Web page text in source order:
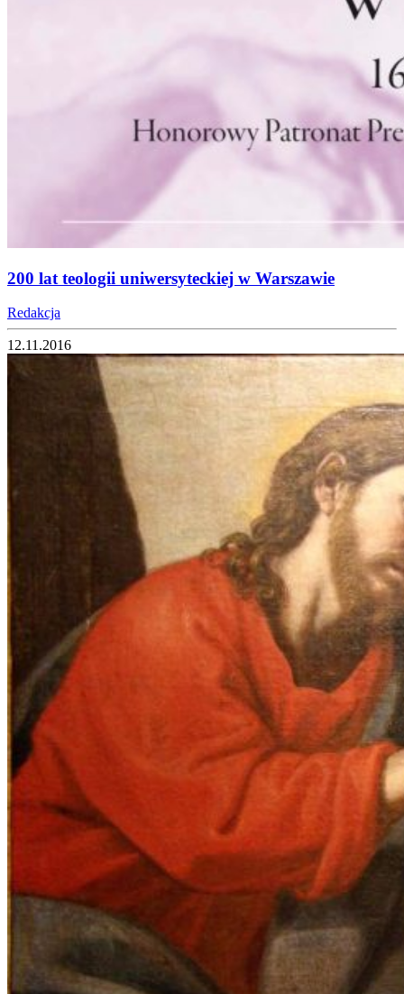
200 lat teologii uniwersyteckiej w Warszawie
Redakcja
12.11.2016